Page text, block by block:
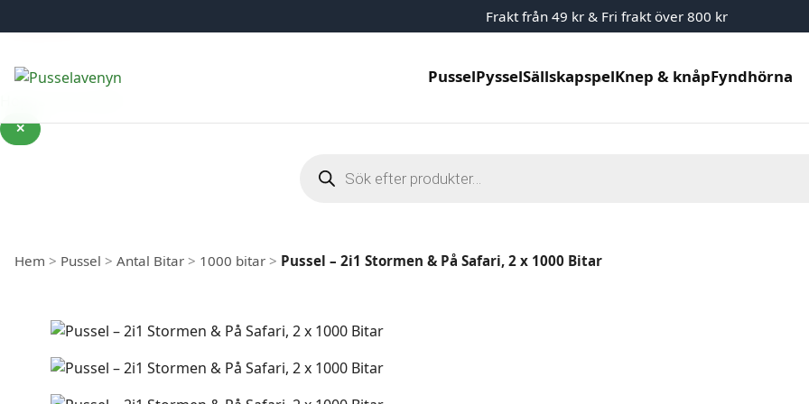
Frakt från 49 kr & Fri frakt över 800 kr
PusselPysselSällskapspelKnep & knåpFyndhörna
✕
Hem > Pussel > Antal Bitar > 1000 bitar > Pussel – 2i1 Stormen & På Safari, 2 x 1000 Bitar